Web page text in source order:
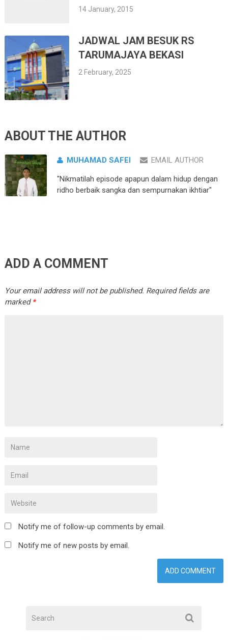
14 January, 2015
JADWAL JAM BESUK RS
TARUMAJAYA BEKASI
2 February, 2025
ABOUT THE AUTHOR
MUHAMAD SAFEI EMAIL AUTHOR
"Nikmatilah episode apapun dalam hidup dengan
ridho berbaik sangka dan sempurnakan ikhtiar"
ADD A COMMENT
Your email address will not be published. Required fields are
marked *
Notify me of follow-up comments by email.
Notify me of new posts by email.